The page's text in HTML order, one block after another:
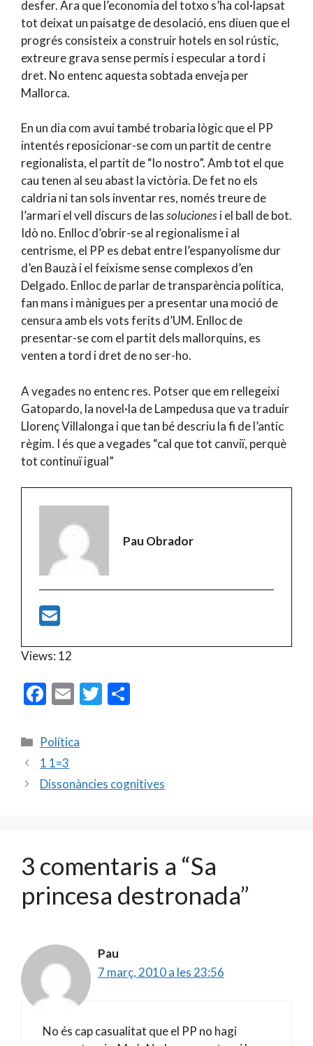
desfer. Ara que l’economia del totxo s’ha col·lapsat
tot deixat un paisatge de desolació, ens diuen que el
progrés consisteix a construir hotels en sol rústic,
extreure grava sense permís i especular a tord i
dret. No entenc aquesta sobtada enveja per
Mallorca.
En un dia com avui també trobaria lògic que el PP
intentés reposicionar-se com un partit de centre
regionalista, el partit de “lo nostro”. Amb tot el que
cau tenen al seu abast la victòria. De fet no els
caldria ni tan sols inventar res, només treure de
l’armari el vell discurs de lassolucionesi el ball de bot.
Idò no. Enlloc d’obrir-se al regionalisme i al
centrisme, el PP es debat entre l’espanyolisme dur
d’en Bauzà i el feixisme sense complexos d’en
Delgado. Enlloc de parlar de transparència política,
fan mans i mànigues per a presentar una moció de
censura amb els vots ferits d’UM. Enlloc de
presentar-se com el partit dels mallorquins, es
venten a tord i dret de no ser-ho.
A vegades no entenc res. Potser que em rellegeixi
Gatopardo, la novel·la de Lampedusa que va traduir
Llorenç Villalonga i que tan bé descriu la fi de l’antic
règim. I és que a vegades “cal que tot canviï, perquè
tot continuï igual”
Pau Obrador
Views: 12
F
e
b
o
E
ai
T
ar
Categories
Política
1 1=3
Dissonàncies cognitives
3 comentaris a “Sa
princesa destronada”
Pau
7 març, 2010 a les 23:56
No és cap casualitat que el PP no hagi